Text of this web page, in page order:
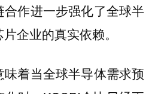
作进一步强化了全球半
企业的真实依赖。
着当全球半导体需求预